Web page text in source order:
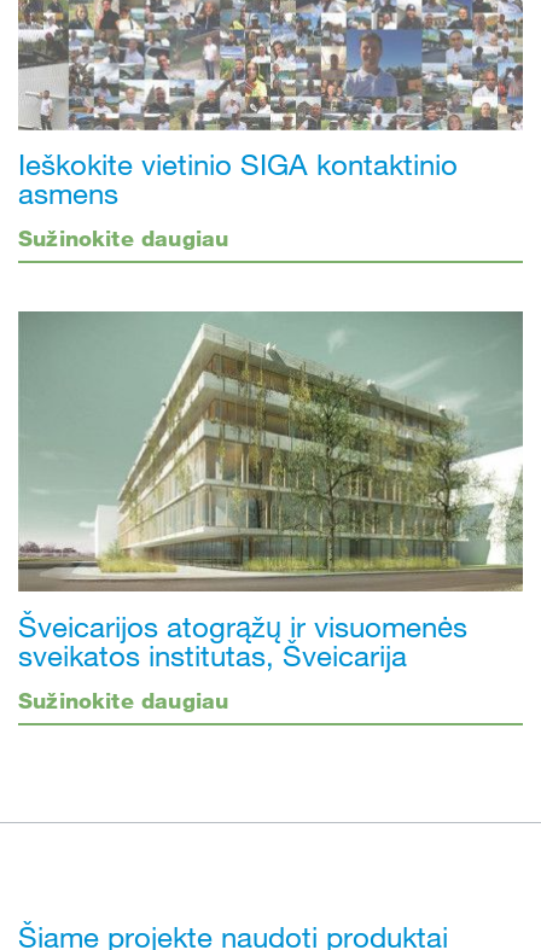
Ieškokite vietinio SIGA kontaktinio
asmens
Sužinokite daugiau
Šveicarijos atogrąžų ir visuomenės
sveikatos institutas, Šveicarija
Sužinokite daugiau
Šiame projekte naudoti produktai